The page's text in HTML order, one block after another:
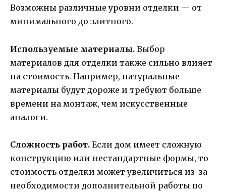
Возможны различные уровни отделки — от
минимального до элитного.
Используемые материалы. Выбор
материалов для отделки также сильно влияет
на стоимость. Например, натуральные
материалы будут дороже и требуют больше
времени на монтаж, чем искусственные
аналоги.
Сложность работ. Если дом имеет сложную
конструкцию или нестандартные формы, то
стоимость отделки может увеличиться из-за
необходимости дополнительной работы по